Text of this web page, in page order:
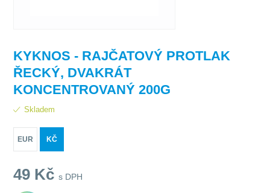
KYKNOS - RAJČATOVÝ PROTLAK
ŘECKÝ, DVAKRÁT
KONCENTROVANÝ 200G
Skladem
EUR KČ
49 Kčs DPH